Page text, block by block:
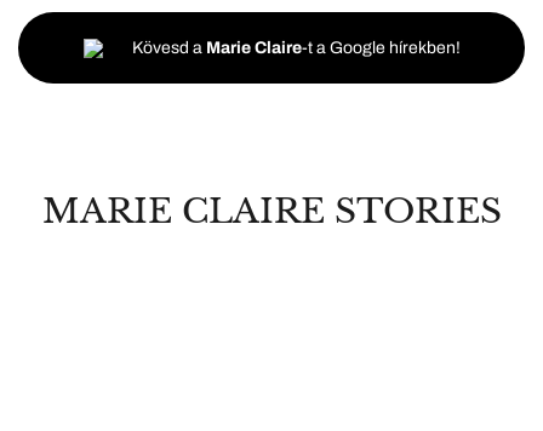
Kövesd a Marie Claire-t a Google hírekben!
MARIE CLAIRE STORIES